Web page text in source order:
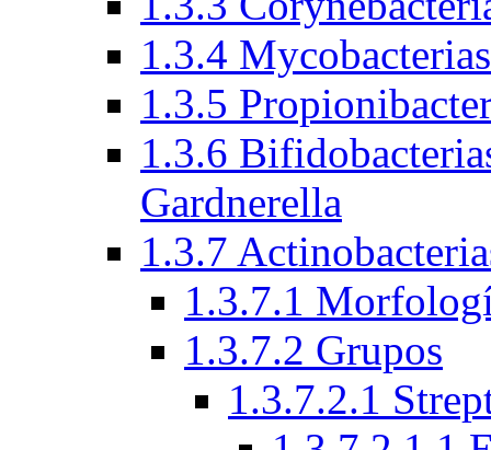
1.3.4
1.3.5
1.3.6
Gardnerella
1.3.7
1.3.7.1
1.3.7.2 Grupos
1.3.7.2.1